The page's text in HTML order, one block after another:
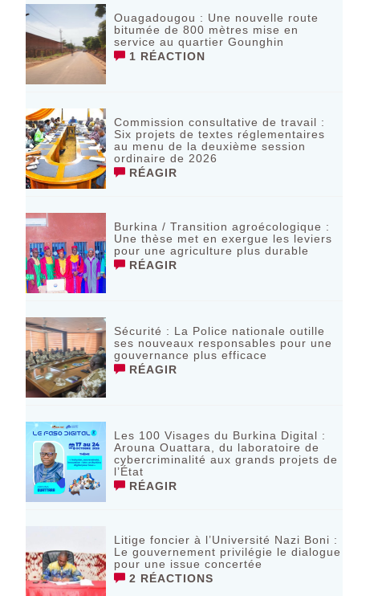
Ouagadougou : Une nouvelle route
bitumée de 800 mètres mise en
service au quartier Gounghin
1 RÉACTION
Commission consultative de travail :
Six projets de textes réglementaires
au menu de la deuxième session
ordinaire de 2026
RÉAGIR
Burkina / Transition agroécologique :
Une thèse met en exergue les leviers
pour une agriculture plus durable
RÉAGIR
Sécurité : La Police nationale outille
ses nouveaux responsables pour une
gouvernance plus efficace
RÉAGIR
Les 100 Visages du Burkina Digital :
Arouna Ouattara, du laboratoire de
cybercriminalité aux grands projets de
l’État
RÉAGIR
Litige foncier à l’Université Nazi Boni :
Le gouvernement privilégie le dialogue
pour une issue concertée
2 RÉACTIONS